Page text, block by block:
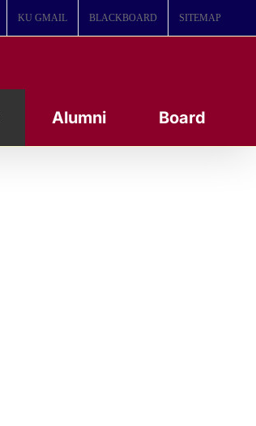
KU GMAIL BLACKBOARD SITEMAP
Alumni Board